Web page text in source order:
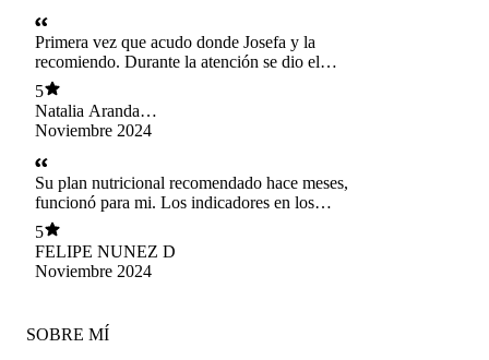
Primera vez que acudo donde Josefa y la
recomiendo. Durante la atención se dio el
tiempo de escucharme, aclarar dudas y en
conjunto poder crear un plan nutricional realista
a mis necesidades. Además, te entrega tips para
mejorar el bienestar físico, estrés y calidad del
sueño, los cuales también son importantes para
mantener un estilo de vida equilibrado.
5
Natalia Aranda
Uribe
Noviembre 2024
Su plan nutricional recomendado hace meses,
funcionó para mi. Los indicadores en los
exámenes médicos bajaron en la proporción
precisa. Quedé sinceramente impresionado!
5
FELIPE NUNEZ D
Noviembre 2024
SOBRE MÍ